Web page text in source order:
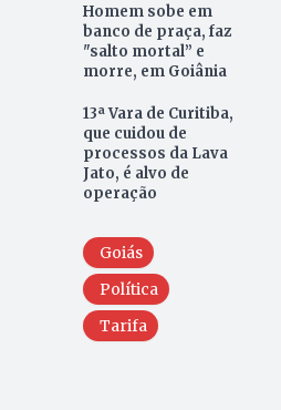
Homem sobe em
banco de praça, faz
"salto mortal” e
morre, em Goiânia
13ª Vara de Curitiba,
que cuidou de
processos da Lava
Jato, é alvo de
operação
Goiás
Política
Tarifa